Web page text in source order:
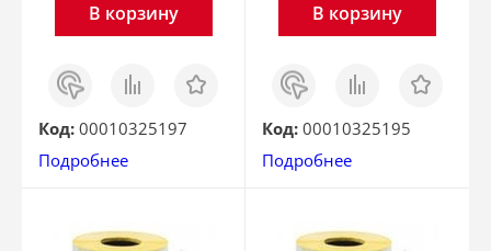
В корзину
Заказ
в 1
клик
Сравнить Отложить
Код: 00010325197
Подробнее
В корзину
Заказ
в 1
клик
Сравнить Отложить
Код: 00010325195
Подробнее